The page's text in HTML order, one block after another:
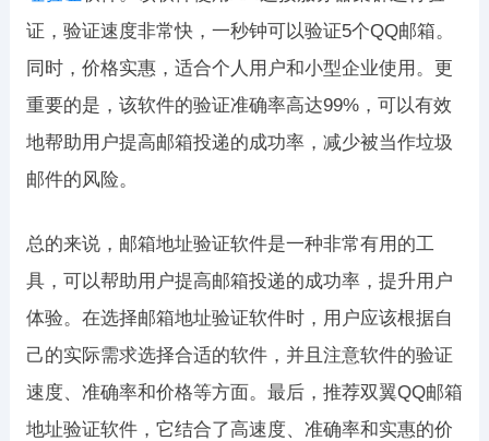
证，验证速度非常快，一秒钟可以验证5个QQ邮箱。
同时，价格实惠，适合个人用户和小型企业使用。更
重要的是，该软件的验证准确率高达99%，可以有效
地帮助用户提高邮箱投递的成功率，减少被当作垃圾
邮件的风险。
总的来说，邮箱地址验证软件是一种非常有用的工
具，可以帮助用户提高邮箱投递的成功率，提升用户
体验。在选择邮箱地址验证软件时，用户应该根据自
己的实际需求选择合适的软件，并且注意软件的验证
速度、准确率和价格等方面。最后，推荐双翼QQ邮箱
地址验证软件，它结合了高速度、准确率和实惠的价